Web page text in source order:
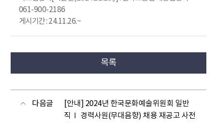
061-900-2186
게시기간 : 24.11.26.~
목록
다음글
[안내] 2024년 한국문화예술위원회 일반
직Ⅰ 경력사원(무대음향) 채용 재공고 사전